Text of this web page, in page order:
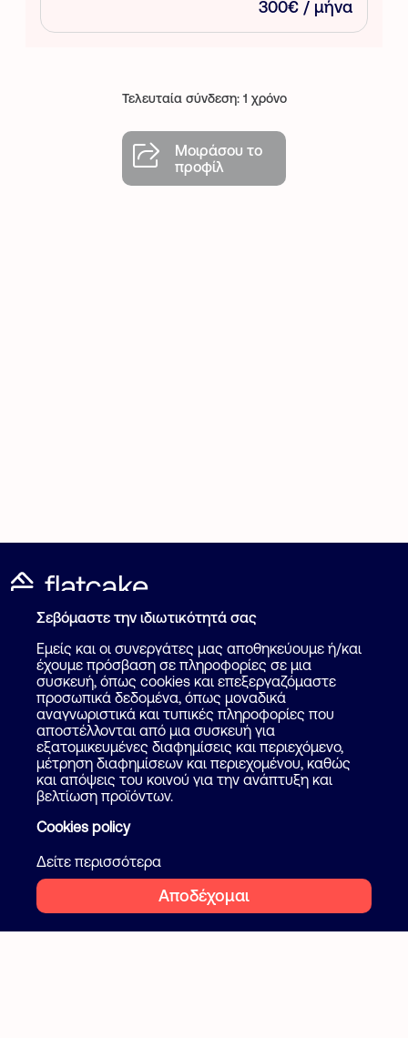
300€ / μήνα
Τελευταία σύνδεση: 1 χρόνο
Μοιράσου το
προφίλ
Καταχώρηση Αγγελίας Για επαγγελματίες
Πως λειτουργεί Βοήθεια
Επικοινωνία Ψάξε επαγγελματία
Blog
2026 Flatcake. All rights reserved
Όροι και προϋποθέσεις
Ιδιωτικότητα
Cookies
Ακολουθήστε μας
Σεβόμαστε την ιδιωτικότητά σας
Εμείς και οι συνεργάτες μας αποθηκεύουμε ή/και
έχουμε πρόσβαση σε πληροφορίες σε μια
συσκευή, όπως cookies και επεξεργαζόμαστε
προσωπικά δεδομένα, όπως μοναδικά
αναγνωριστικά και τυπικές πληροφορίες που
αποστέλλονται από μια συσκευή για
εξατομικευμένες διαφημίσεις και περιεχόμενο,
μέτρηση διαφημίσεων και περιεχομένου, καθώς
και απόψεις του κοινού για την ανάπτυξη και
βελτίωση προϊόντων.
Cookies policy
Δείτε περισσότερα
Αποδέχομαι